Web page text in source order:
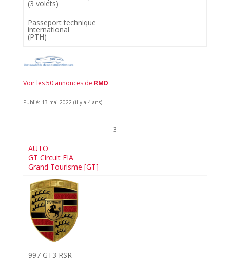
(3 volets)
Passeport technique
international
(PTH)
Voir les 50 annonces de RMD
Publié: 13 mai 2022 (il y a 4 ans)
3
AUTO
GT Circuit FIA
Grand Tourisme [GT]
997 GT3 RSR